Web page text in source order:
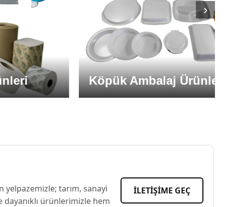
Köpük Ambalaj Ürünleri
›
tarım, sanayi
ürünlerimizle hem
İLETİŞİME GEÇ